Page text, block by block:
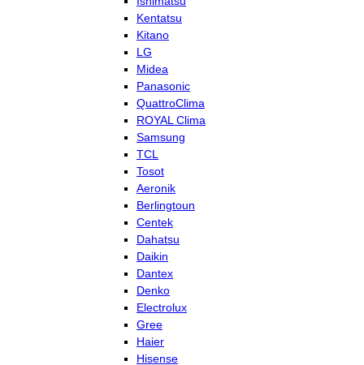
Kentatsu
Kitano
LG
Midea
Panasonic
QuattroClima
ROYAL Clima
Samsung
TCL
Tosot
Aeronik
Berlingtoun
Centek
Dahatsu
Daikin
Dantex
Denko
Electrolux
Gree
Haier
Hisense